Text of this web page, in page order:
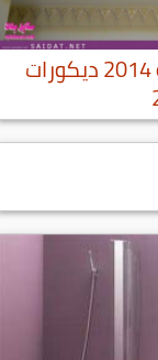
تصميمات جبس بورد اسقف معلقه 2014 ديكورات